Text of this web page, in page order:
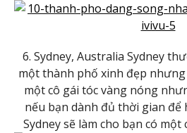
6. Sydney, Australia Sydney
một thành phố xinh đẹp
một cô gái tóc vàng nóng
nếu bạn dành đủ thời gian để
Sydney sẽ làm cho bạn có